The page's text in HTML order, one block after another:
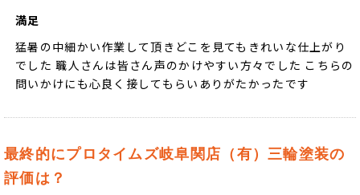
満足
猛暑の中細かい作業して頂きどこを見てもきれいな仕上がり
でした 職人さんは皆さん声のかけやすい方々でした こちらの
問いかけにも心良く接してもらいありがたかったです
最終的にプロタイムズ岐阜関店（有）三輪塗装の
評価は？